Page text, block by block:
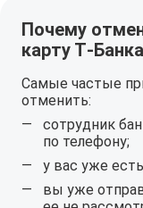
Почему
карту
Самые частые
отменить:
сотрудник
по телефону;
у вас уже
вы уже